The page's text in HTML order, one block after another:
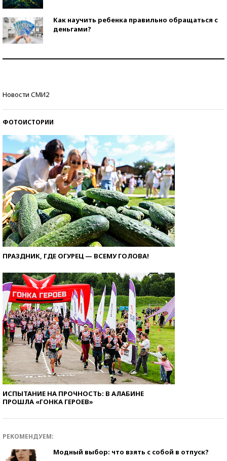
Как научить ребенка правильно обращаться с
деньгами?
Новости СМИ2
ФОТОИСТОРИИ
ПРАЗДНИК, ГДЕ ОГУРЕЦ — ВСЕМУ ГОЛОВА!
ИСПЫТАНИЕ НА ПРОЧНОСТЬ: В АЛАБИНЕ
ПРОШЛА «ГОНКА ГЕРОЕВ»
РЕКОМЕНДУЕМ:
Модный выбор: что взять с собой в отпуск?